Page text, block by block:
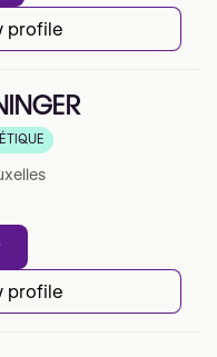
profile
profile